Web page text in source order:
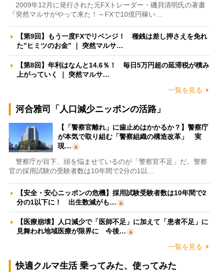
2009年12月に発行された元FXトレーダー・磯貝清明氏の著書
『突然マルサがやって来た！～FXで10億円稼い…
【第9回】もう一度FXでリベンジ！ 種銭は差し押さえを免れ
た”ヒミツのお金” ｜ 突然マルサ…
【第8回】年利はなんと14.6％！ 毎日5万円超の延滞税が積み
上がっていく ｜ 突然マルサ…
一覧を見る
河合雅司「人口減少ニッポンの活路」
【「警察官離れ」に歯止めはかかるか？】警察庁
が本気で取り組む「警察組織の構造改革」 実
現…
警察庁が目下、頭を悩ませているのが「警察官不足」だ。警察
官の採用試験の受験者数は10年間で2分の1以…
【安全・安心ニッポンの危機】採用試験受験者数は10年間で2
分の1以下に！ 出生数減がも…
【医療崩壊】人口減少で「医師不足」に加えて「患者不足」に
見舞われ地域医療が限界に 今後…
一覧を見る
快適クルマ生活 乗ってみた、使ってみた